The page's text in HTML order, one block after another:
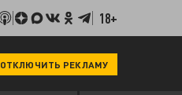
18+
ОТКЛЮЧИТЬ РЕКЛАМУ